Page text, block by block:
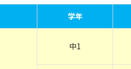
学年
中1